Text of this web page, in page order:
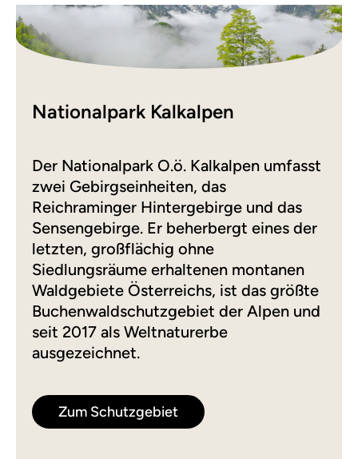
Nationalpark Kalkalpen
Der Nationalpark O.ö. Kalkalpen umfasst
zwei Gebirgseinheiten, das
Reichraminger Hintergebirge und das
Sensengebirge. Er beherbergt eines der
letzten, großflächig ohne
Siedlungsräume erhaltenen montanen
Waldgebiete Österreichs, ist das größte
Buchenwaldschutzgebiet der Alpen und
seit 2017 als Weltnaturerbe
ausgezeichnet.
Zum Schutzgebiet